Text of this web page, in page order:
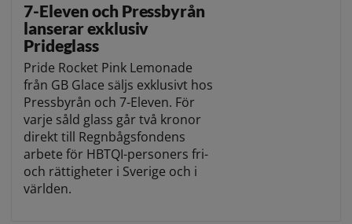
7-Eleven och Pressbyrån
lanserar exklusiv
Prideglass
Pride Rocket Pink Lemonade
från GB Glace säljs exklusivt hos
Pressbyrån och 7-Eleven. För
varje såld glass går två kronor
direkt till Regnbågsfondens
arbete för HBTQI-personers fri-
och rättigheter i Sverige och i
världen.